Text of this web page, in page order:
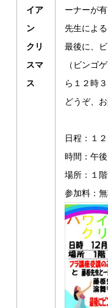
イア
ン
クリ
スマ
ス
ーナーが有
先生によ
最後に、
（ビンゴ
ら１２時
どうぞ、
日程：１
時間：
場所：１
参加料：